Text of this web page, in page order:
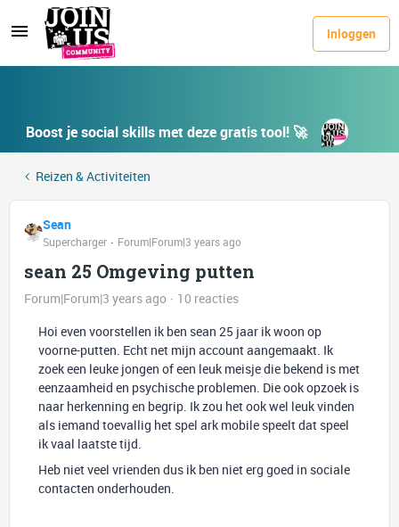
Inloggen
Boost je social skills met deze gratis tool! 🚀
Reizen & Activiteiten
Sean
Supercharger Forum|Forum|3 years ago
sean 25 Omgeving putten
Forum|Forum|3 years ago
10 reacties
Hoi even voorstellen ik ben sean 25 jaar ik woon op
voorne-putten. Echt net mijn account aangemaakt. Ik
zoek een leuke jongen of een leuk meisje die bekend is met
eenzaamheid en psychische problemen. Die ook opzoek is
naar herkenning en begrip. Ik zou het ook wel leuk vinden
als iemand toevallig het spel ark mobile speelt dat speel
ik vaal laatste tijd.
Heb niet veel vrienden dus ik ben niet erg goed in sociale
contacten onderhouden.